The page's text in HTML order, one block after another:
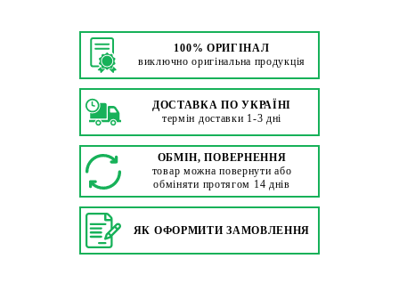
100% ОРИГІНАЛ
виключно оригінальна продукція
ДОСТАВКА ПО УКРАЇНІ
термін доставки 1-3 дні
ОБМІН, ПОВЕРНЕННЯ
товар можна повернути або
обміняти протягом 14 днів
ЯК ОФОРМИТИ ЗАМОВЛЕННЯ